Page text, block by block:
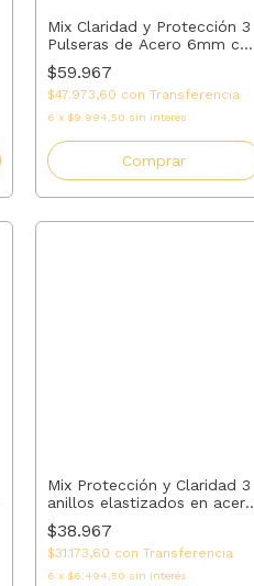
Mix Claridad y Protección 3
Pulseras de Acero 6mm con
Amatista, Ojo de Tigre y
Ónix > Elastizada a Medida
$59.967
$47.973,60 con Transferencia
6 x $9.994,50 sin interés
Comprar
Mix Protección y Claridad 3
anillos elastizados en acero
Onix, Amatista y Ojo de tigre
| AMALO
$38.967
$31.173,60 con Transferencia
6 x $6.494,50 sin interés